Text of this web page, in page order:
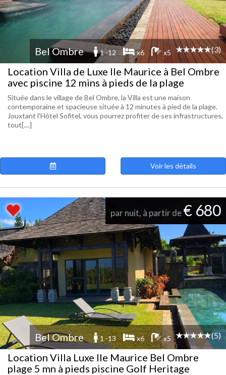
Bel Ombre 1 -12 x6 x5 (3)
Location Villa de Luxe Ile Maurice à Bel Ombre
avec piscine 12 mins à pieds de la plage
Située dans le village de Bel Ombre, la Villa est une maison
contemporaine et spacieuse située à 12 minutes à pied de la plage.
Jouxtant l'Hôtel Sofitel, vous pourrez profiter de ses infrastructures,
tout[....]
Voir les détails
par nuit, à partir de€ 680
Bel Ombre 1 -13 x6 x5 (5)
Location Villa Luxe Ile Maurice Bel Ombre
plage 5 mn à pieds piscine Golf Heritage